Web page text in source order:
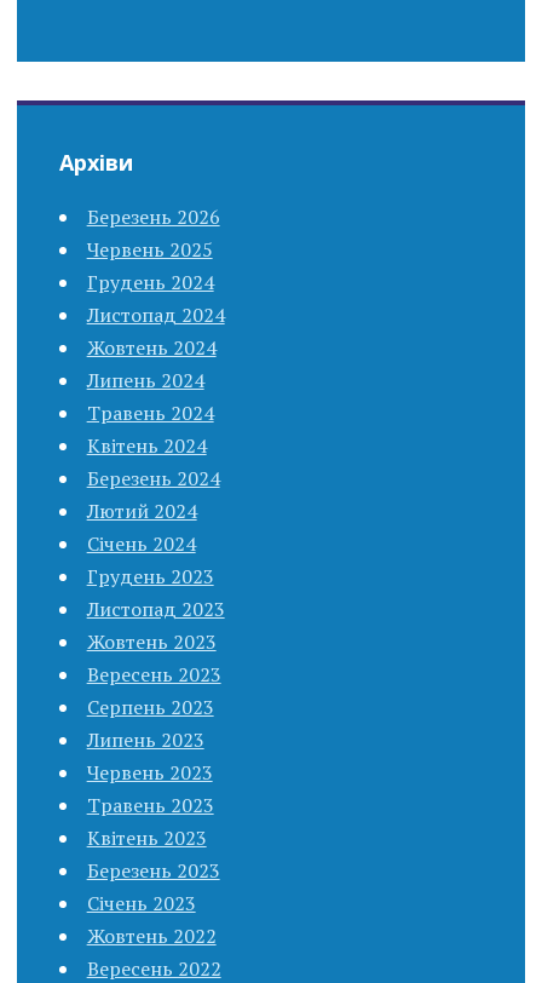
Архіви
Березень 2026
Червень 2025
Грудень 2024
Листопад 2024
Жовтень 2024
Липень 2024
Травень 2024
Квітень 2024
Березень 2024
Лютий 2024
Січень 2024
Грудень 2023
Листопад 2023
Жовтень 2023
Вересень 2023
Серпень 2023
Липень 2023
Червень 2023
Травень 2023
Квітень 2023
Березень 2023
Січень 2023
Жовтень 2022
Вересень 2022